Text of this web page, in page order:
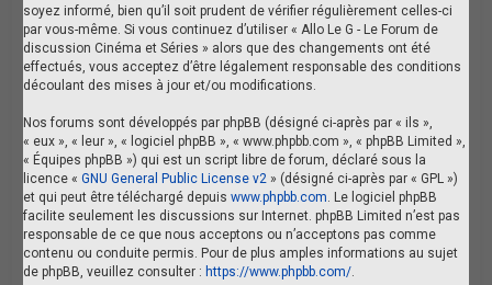
soyez informé, bien qu’il soit prudent de vérifier régulièrement celles-ci
par vous-même. Si vous continuez d’utiliser « Allo Le G - Le Forum de
discussion Cinéma et Séries » alors que des changements ont été
effectués, vous acceptez d’être légalement responsable des conditions
découlant des mises à jour et/ou modifications.
Nos forums sont développés par phpBB (désigné ci-après par « ils »,
« eux », « leur », « logiciel phpBB », « www.phpbb.com », « phpBB Limited »,
« Équipes phpBB ») qui est un script libre de forum, déclaré sous la
licence «GNU General Public License v2 » (désigné ci-après par « GPL »)
et qui peut être téléchargé depuiswww.phpbb.com . Le logiciel phpBB
facilite seulement les discussions sur Internet. phpBB Limited n’est pas
responsable de ce que nous acceptons ou n’acceptons pas comme
contenu ou conduite permis. Pour de plus amples informations au sujet
de phpBB, veuillez consulter : https://www.phpbb.com/